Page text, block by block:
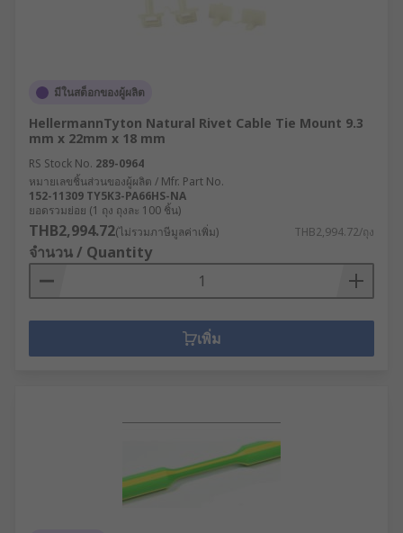
มีในสต็อกของผู้ผลิต
HellermannTyton Natural Rivet Cable Tie Mount 9.3
mm x 22mm x 18 mm
RS Stock No. 289-0964
หมายเลขชิ้นส่วนของผู้ผลิต / Mfr. Part No.
152-11309 TY5K3-PA66HS-NA
ยอดรวมย่อย (1 ถุง ถุงละ 100 ชิ้น)
THB2,994.72(ไม่รวมภาษีมูลค่าเพิ่ม) THB2,994.72/ถุง
จำนวน / Quantity
เพิ่ม